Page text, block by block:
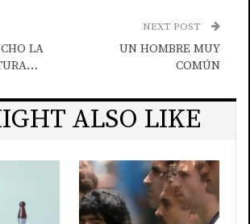
LA
NEXT POST
UN HOMBRE MUY
COMÚN
ALSO LIKE